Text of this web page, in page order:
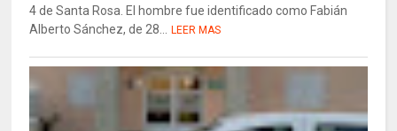
4 de Santa Rosa. El hombre fue identificado como Fabián
Alberto Sánchez, de 28...
LEER MAS